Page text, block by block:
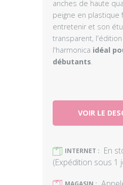
anches de haute
peigne en plastique
entretenir et son
transparent,
l'harmonica idéal
débutants.
VOIR LE
) INTERNET : En
(Expédition sous 1